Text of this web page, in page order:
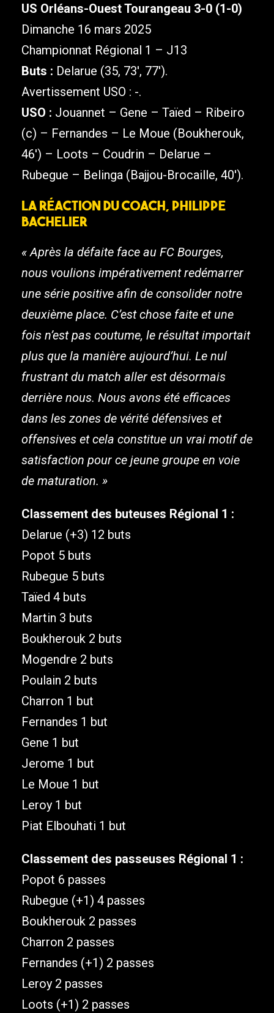
US Orléans-Ouest Tourangeau 3-0 (1-0)
Dimanche 16 mars 2025
Championnat Régional 1 – J13
Buts : Delarue (35, 73′, 77′).
Avertissement USO : -.
USO : Jouannet – Gene – Taïed – Ribeiro
(c) – Fernandes – Le Moue (Boukherouk,
46′) – Loots – Coudrin – Delarue –
Rubegue – Belinga (Bajjou-Brocaille, 40′).
La réaction du coach, Philippe
Bachelier
« Après la défaite face au FC Bourges,
nous voulions impérativement redémarrer
une série positive afin de consolider notre
deuxième place. C’est chose faite et une
fois n’est pas coutume, le résultat importait
plus que la manière aujourd’hui. Le nul
frustrant du match aller est désormais
derrière nous. Nous avons été efficaces
dans les zones de vérité défensives et
offensives et cela constitue un vrai motif de
satisfaction pour ce jeune groupe en voie
de maturation. »
Classement des buteuses Régional 1 :
Delarue (+3) 12 buts
Popot 5 buts
Rubegue 5 buts
Taïed 4 buts
Martin 3 buts
Boukherouk 2 buts
Mogendre 2 buts
Poulain 2 buts
Charron 1 but
Fernandes 1 but
Gene 1 but
Jerome 1 but
Le Moue 1 but
Leroy 1 but
Piat Elbouhati 1 but
Classement des passeuses Régional 1 :
Popot 6 passes
Rubegue (+1) 4 passes
Boukherouk 2 passes
Charron 2 passes
Fernandes (+1) 2 passes
Leroy 2 passes
Loots (+1) 2 passes